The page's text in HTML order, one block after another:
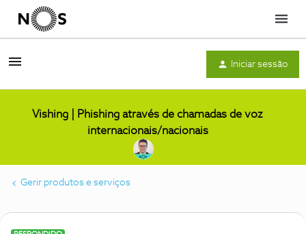
Menu
Iniciar sessão
Vishing | Phishing através de chamadas de voz
internacionais/nacionais
Gerir produtos e serviços